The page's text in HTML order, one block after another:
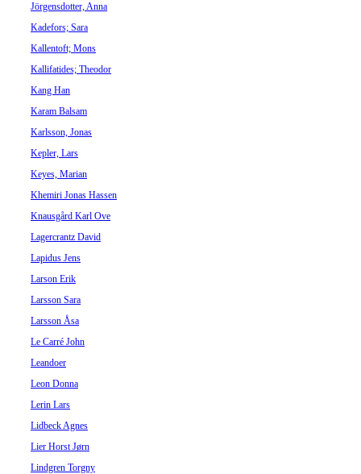
Jörgensdotter, Anna
Kadefors; Sara
Kallentoft; Mons
Kallifatides; Theodor
Kang Han
Karam Balsam
Karlsson, Jonas
Kepler, Lars
Keyes, Marian
Khemiri Jonas Hassen
Knausgård Karl Ove
Lagercrantz David
Lapidus Jens
Larson Erik
Larsson Sara
Larsson Åsa
Le Carré John
Leandoer
Leon Donna
Lerin Lars
Lidbeck Agnes
Lier Horst Jørn
Lindgren Torgny